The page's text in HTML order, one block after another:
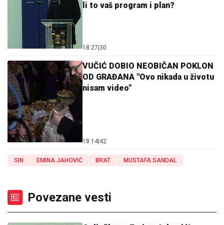
li to vaš program i plan?
18:27 30
VUČIĆ DOBIO NEOBIČAN POKLON
OD GRAĐANA "Ovo nikada u životu
nisam video"
18:14 42
SIN EMINA JAHOVIĆ BRAT MUSTAFA SANDAL
Povezane vesti